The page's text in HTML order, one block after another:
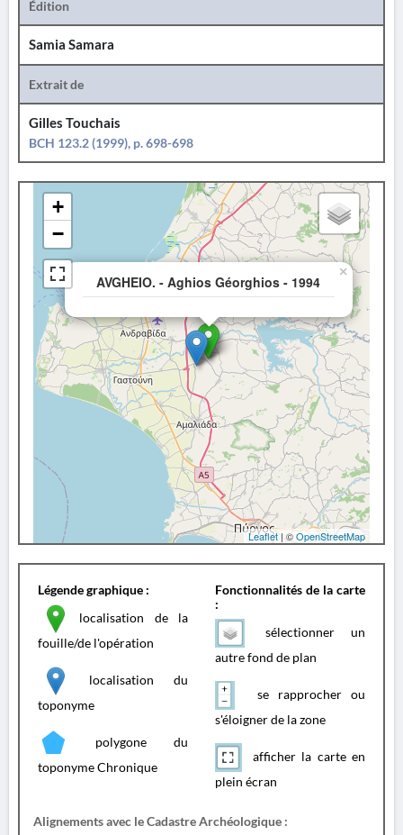
Édition
Samia Samara
Extrait de
Gilles Touchais
BCH 123.2 (1999), p. 698-698
AVGHEIO. - Aghios Géorghios - 1994
×
+
−
Leaflet | ©OpenStreetMap
Légende graphique :
localisation de la
fouille/de l'opération
localisation du
toponyme
polygone du
toponyme Chronique
Fonctionnalités de la carte
:
sélectionner un
autre fond de plan
se rapprocher ou
s'éloigner de la zone
afficher la carte en
plein écran
Alignements avec le Cadastre Archéologique :